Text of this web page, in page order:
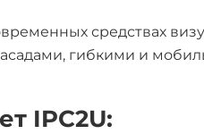
средствах
гибкими и
IPC2U: